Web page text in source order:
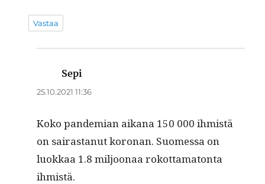
Vastaa
Sepi
25.10.2021 11:36
Koko pan­demi­an aikana 150 000 ihmistä
on sairas­tanut koro­nan. Suomes­sa on
luokkaa 1.8 miljoon­aa rokot­tam­a­ton­ta
ihmistä.